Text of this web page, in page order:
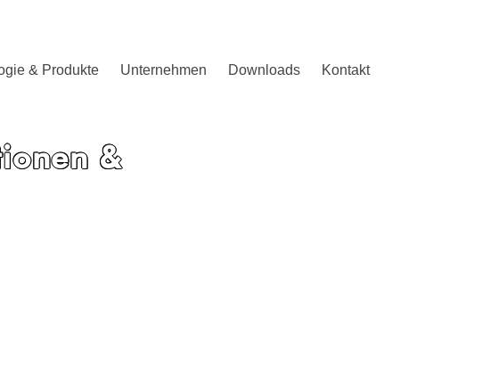
& Produkte Unternehmen Downloads Kontakt
&